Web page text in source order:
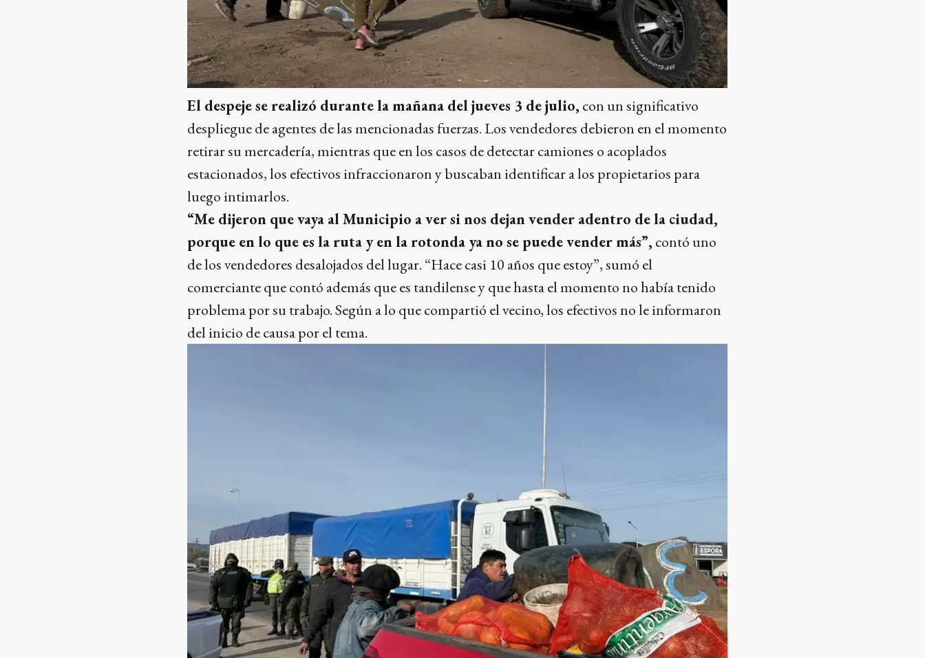
El despeje se realizó durante la mañana del jueves 3 de julio, con un significativo
despliegue de agentes de las mencionadas fuerzas. Los vendedores debieron en el momento
retirar su mercadería, mientras que en los casos de detectar camiones o acoplados
estacionados, los efectivos infraccionaron y buscaban identificar a los propietarios para
luego intimarlos.
“Me dijeron que vaya al Municipio a ver si nos dejan vender adentro de la ciudad,
porque en lo que es la ruta y en la rotonda ya no se puede vender más”, contó uno
de los vendedores desalojados del lugar. “Hace casi 10 años que estoy”, sumó el
comerciante que contó además que es tandilense y que hasta el momento no había tenido
problema por su trabajo. Según a lo que compartió el vecino, los efectivos no le informaron
del inicio de causa por el tema.